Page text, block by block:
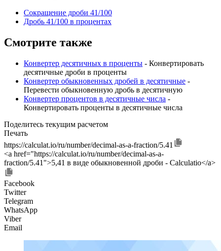
Сокращение дроби 41/100
Дробь 41/100 в процентах
Смотрите также
Конвертер десятичных в проценты - Конвертировать
десятичные дроби в проценты
Конвертер обыкновенных дробей в десятичные -
Перевести обыкновенную дробь в десятичную
Конвертер процентов в десятичные числа -
Конвертировать проценты в десятичные числа
Поделитесь текущим расчетом
Печать
https://calculat.io/ru/number/decimal-as-a-fraction/5.41
<a href="https://calculat.io/ru/number/decimal-as-a-
fraction/5.41">5,41 в виде обыкновенной дроби - Calculatio</a>
Facebook
Twitter
Telegram
WhatsApp
Viber
Email